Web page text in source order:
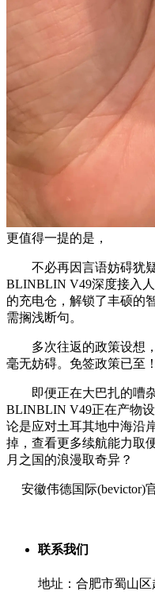
更值得一提的是，
不必再因言语妨碍犹疑
BLINBLIN V49深度接入
的充电仓，解锁了丰硕的
需搁浅断句。
多次往返的政策设想，
毫无妨碍。免签政策已至！
即便正在大巴扎的嘈杂
BLINBLIN V49正在产物
论是应对土耳其地中海沿
掉，查看更多续航能力取
月之国的浪漫取奇异？
安徽伟德国际(bevictor)
联系我们
地址：合肥市蜀山区